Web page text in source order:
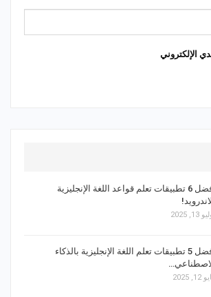
الإلكتروني
أفضل 6 تطبيقات تعلم قواعد اللغة الإنجليزية
13, 2025
أفضل 5 تطبيقات تعلم اللغة الإنجليزية بالذكاء
12, 2025